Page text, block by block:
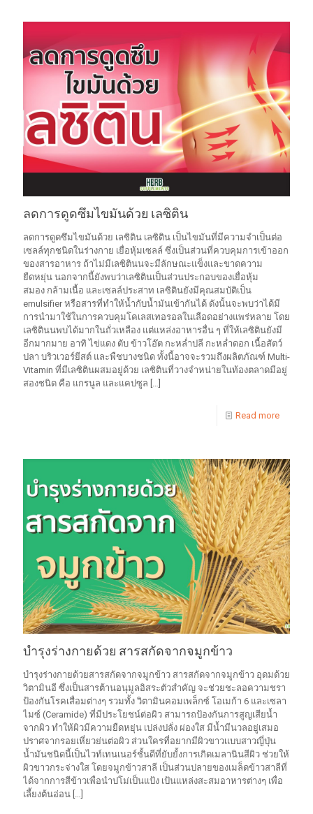
ลดการดูดซึมไขมันด้วย เลซิติน
ลดการดูดซึมไขมันด้วย เลซิติน เลซิติน เป็นไขมันที่มีความจำเป็นต่อ
เซลล์ทุกชนิดในร่างกาย เยื่อหุ้มเซลล์ ซึ่งเป็นส่วนที่ควบคุมการเข้าออก
ของสารอาหาร ถ้าไม่มีเลซิตินนจะมีลักษณะแข็งและขาดความ
ยืดหยุ่น นอกจากนี้ยังพบว่าเลซิตินเป็นส่วนประกอบของเยื่อหุ้ม
สมอง กล้ามเนื้อ และเซลล์ประสาท เลซิตินยังมีคุณสมบัติเป็น
emulsifier หรือสารที่ทำให้น้ำกับน้ำมันเข้ากันได้ ดังนั้นจะพบว่าได้มี
การนำมาใช้ในการควบคุมโคเลสเทอรอลในเลือดอย่างแพร่หลาย โดย
เลซิตินนพบได้มากในถั่วเหลือง แต่แหล่งอาหารอื่น ๆ ที่ให้เลซิตินยังมี
อีกมากมาย อาทิ ไข่แดง ตับ ข้าวโอ๊ต กะหล่ำปลี กะหล่ำดอก เนื้อสัตว์
ปลา บริวเวอร์ยีสต์ และพืชบางชนิด ทั้งนี้อาจจะรวมถึงผลิตภัณฑ์ Multi-
Vitamin ที่มีเลซิตินผสมอยู่ด้วย เลซิตินที่วางจำหน่ายในท้องตลาดมีอยู่
สองชนิด คือ แกรนูล และแคปซูล
Read more
บำรุงร่างกายด้วย สารสกัดจากจมูกข้าว
บำรุงร่างกายด้วยสารสกัดจากจมูกข้าว สารสกัดจากจมูกข้าว อุดมด้วย
วิตามินอี ซึ่งเป็นสารต้านอนุมูลอิสระตัวสำคัญ จะช่วยชะลอความชรา
ป้องกันโรคเสื่อมต่างๆ รวมทั้ง วิตามินคอมเพล็กซ์ โอเมก้า 6 และเซลา
ไมซ์ (Ceramide) ที่มีประโยชน์ต่อผิว สามารถป้องกันการสูญเสียน้ำ
จากผิว ทำให้ผิวมีความยืดหยุ่น เปล่งปลั่ง ผ่องใส มีน้ำมีนวลอยู่เสมอ
ปราศจากรอยเหี่ยวย่นต่อผิว ส่วนใครที่อยากมีผิวขาวเเบบสาวญี่ปุ่น
น้ำมันชนิดนี้เป็นไวท์เทนเนอร์ชั้นดีที่ยับยั้งการเกิดเมลานินสีผิว ช่วยให้
ผิวขาวกระจ่างใส โดยจมูกข้าวสาลี เป็นส่วนปลายของเมล็ดข้าวสาลีที่
ได้จากการสีข้าวเพื่อนำปโม่เป็นแป้ง เป้นแหล่งสะสมอาหารต่างๆ เพื่อ
เลี้ยงต้นอ่อน […]